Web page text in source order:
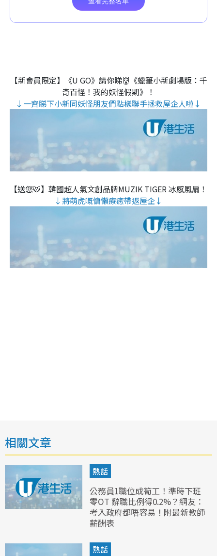
【新會員限定】《U GO》請你睇👹《蠟筆小新劇場版：千
奇百怪！我的妖怪假期》！
↓一齊睇下小新同妖怪朋友們點樣聯手拯救屋企人啦↓
【送您🐯】韓國超人氣文創品牌MUZIK TIGER 冰感風扇！
↓將萌虎嘅慵懶療癒帶返屋企↓
相關文章
熱話
公務員1職位成筍工！準時下班
零OT 辭職比例得0.2%？網友：
考入政府都唔容易！附最新教師
薪酬表
熱話